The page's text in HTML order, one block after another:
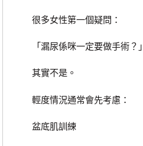
很多女性第一個疑問：
「漏尿係咪一定要做手術？」
其實不是。
輕度情況通常會先考慮：
盆底肌訓練